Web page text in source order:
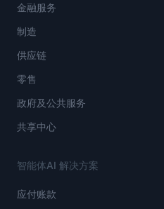
金融服务
制造
供应链
零售
政府及公共服务
共享中心
智能体AI 解决方案
应付账款